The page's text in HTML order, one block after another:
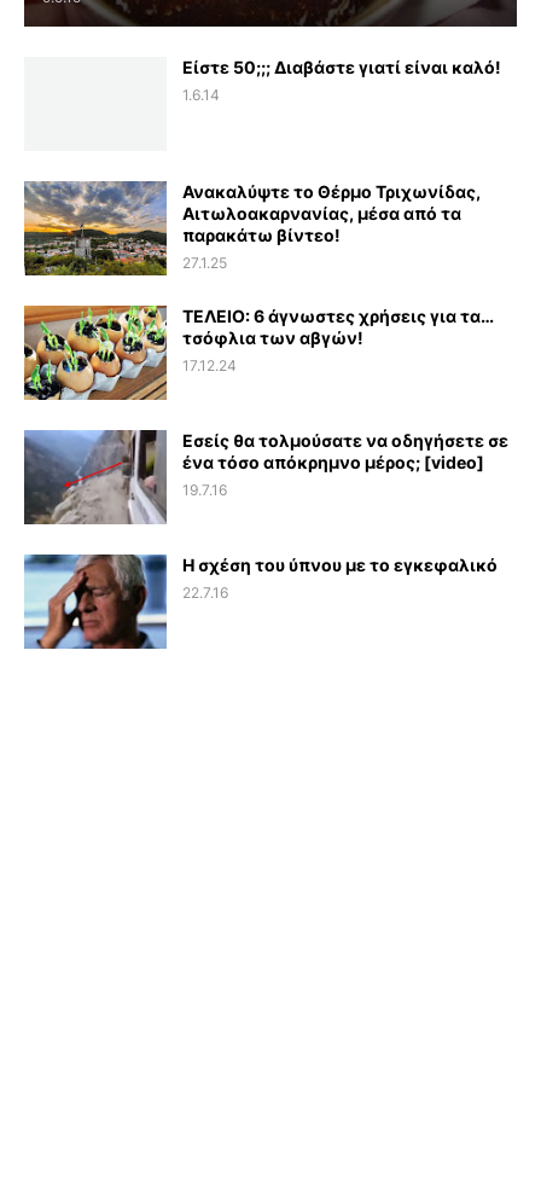
Είστε 50;;; Διαβάστε γιατί είναι καλό!
1.6.14
Ανακαλύψτε το Θέρμο Τριχωνίδας,
Αιτωλοακαρνανίας, μέσα από τα
παρακάτω βίντεο!
27.1.25
ΤΕΛΕΙΟ: 6 άγνωστες χρήσεις για τα…
τσόφλια των αβγών!
17.12.24
Εσείς θα τολμούσατε να οδηγήσετε σε
ένα τόσο απόκρημνο μέρος; [video]
19.7.16
Η σχέση του ύπνου με το εγκεφαλικό
22.7.16